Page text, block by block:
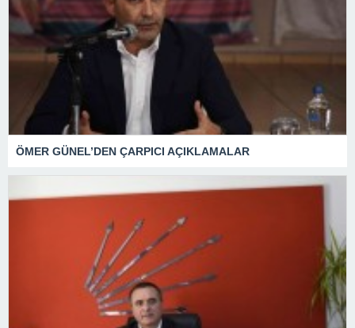
ÖMER GÜNEL’DEN ÇARPICI AÇIKLAMALAR